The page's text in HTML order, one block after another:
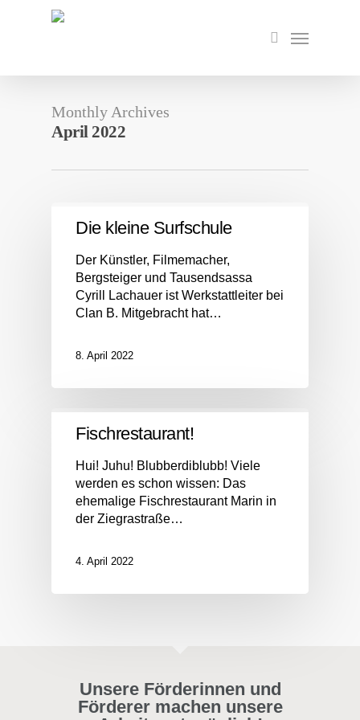
search
Menu
Monthly Archives
April 2022
Die kleine Surfschule
Der Künstler, Filmemacher,
Bergsteiger und Tausendsassa
Cyrill Lachauer ist Werkstattleiter bei
Clan B. Mitgebracht hat…
8. April 2022
Fischrestaurant!
Hui! Juhu! Blubberdiblubb! Viele
werden es schon wissen: Das
ehemalige Fischrestaurant Marin in
der Ziegrastraße…
4. April 2022
Unsere Förderinnen und
Förderer machen unsere